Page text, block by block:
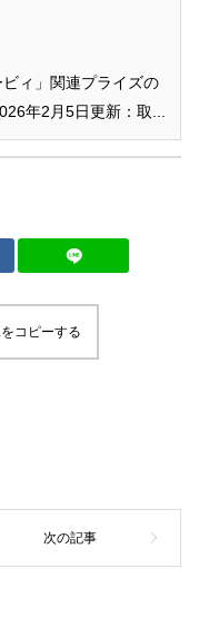
ィ」関連プライズの
年2月5日更新：取...
コピーする